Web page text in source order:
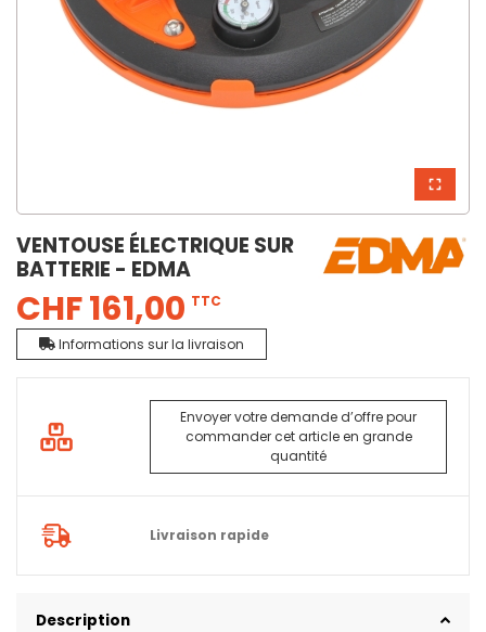
VENTOUSE ÉLECTRIQUE SUR
BATTERIE - EDMA
CHF 161,00 TTC
Informations sur la livraison
Envoyer votre demande d’offre pour
commander cet article en grande
quantité
Livraison rapide
Description